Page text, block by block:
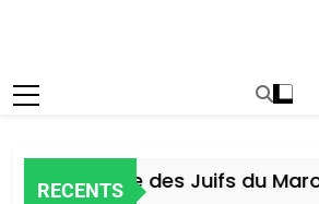
RECENTS
Histoire des Juifs du